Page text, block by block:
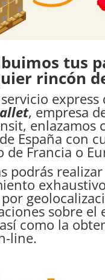
tus
rincón
express
, empresa
enlazamos
España con
de Francia o
podrás
sobre el
como la
line.